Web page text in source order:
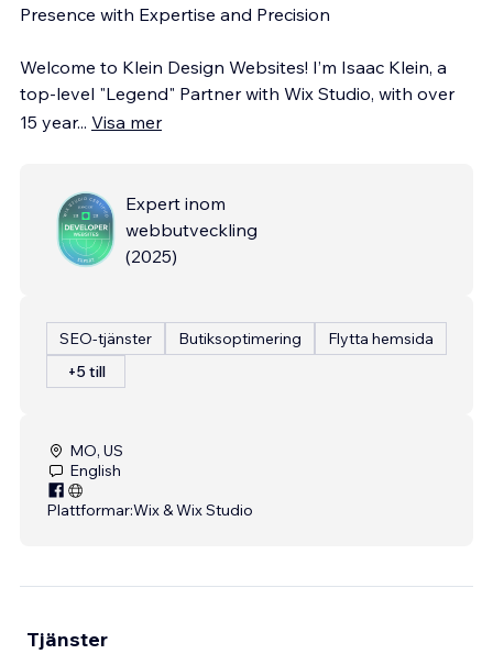
Presence with Expertise and Precision
Welcome to Klein Design Websites! I’m Isaac Klein, a
top-level "Legend" Partner with Wix Studio, with over
15 year... Visa mer
Expert inom
webbutveckling
(2025)
SEO-tjänster Butiksoptimering
Flytta hemsida
+5 till
MO, US
English
Plattformar:Wix & Wix Studio
Tjänster